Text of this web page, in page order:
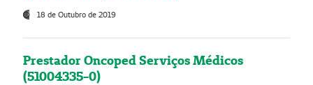
18 de Outubro de 2019
Prestador Oncoped Serviços Médicos
(51004335-0)